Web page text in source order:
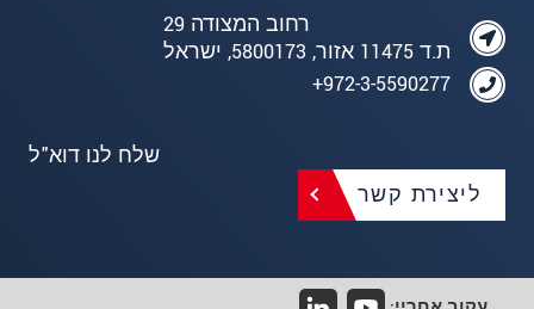
רחוב המצודה 29
ת.ד 11475 אזור, 5800173, ישראל
972-3-5590277+
שלח לנו דוא"ל
ליצירת קשר